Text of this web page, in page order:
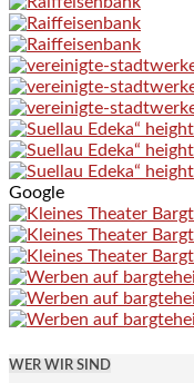
Google
WER WIR SIND